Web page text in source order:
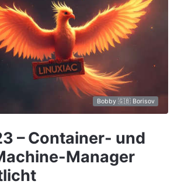
Bobby 🇬🇧 Borisov
– Container- und
Manager